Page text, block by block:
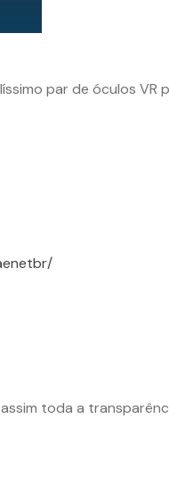
par de óculos VR
toda a